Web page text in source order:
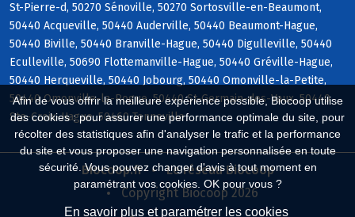
Afin de vous offrir la meilleure expérience possible, Biocoop utilise
des cookies : pour assurer une performance optimale du site, pour
récolter des statistiques afin d'analyser le trafic et la performance
du site et vous proposer une navigation personnalisée en toute
sécurité. Vous pouvez changer d'avis à tout moment en
paramétrant vos cookies. OK pour vous ?
En savoir plus et paramétrer les cookies
St-Pierre-d, 50270 Sénoville, 50270 Sortosville-en-Beaumont,
50440 Acqueville, 50440 Auderville, 50440 Beaumont-Hague,
50440 Biville, 50440 Branville-Hague, 50440 Digulleville, 50440
Eculleville, 50690 Flottemanville-Hague, 50440 Gréville-Hague,
50440 Herqueville, 50440 Jobourg, 50440 Omonville-la-Petite,
50440 Omonville-la-Rogue, 50440 St-Germain-des-Vaux, 50440
Ste-Croix-Hague, 50460 Tonneville
Biocoop.fr
Le réseau Biocoop
Copyright Biocoop 2026